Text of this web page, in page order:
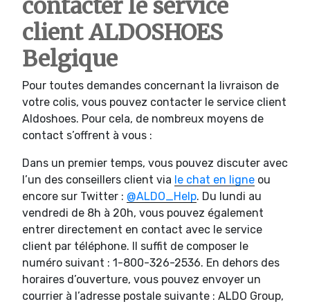
contacter le service
client ALDOSHOES
Belgique
Pour toutes demandes concernant la livraison de
votre colis, vous pouvez contacter le service client
Aldoshoes. Pour cela, de nombreux moyens de
contact s’offrent à vous :
Dans un premier temps, vous pouvez discuter avec
l’un des conseillers client via le chat en ligne ou
encore sur Twitter : @ALDO_Help. Du lundi au
vendredi de 8h à 20h, vous pouvez également
entrer directement en contact avec le service
client par téléphone. Il suffit de composer le
numéro suivant : 1-800-326-2536. En dehors des
horaires d’ouverture, vous pouvez envoyer un
courrier à l’adresse postale suivante : ALDO Group,